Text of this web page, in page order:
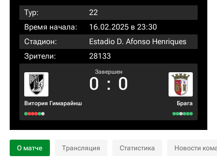
Тур:
22
Время начала:
16.02.2025 в 23:30
Стадион:
Estadio D. Afonso Henriques
Зрители:
28133
Витория Гимарайнш
Завершен
0 : 0
Брага
О матче Трансляция Статистика Новости